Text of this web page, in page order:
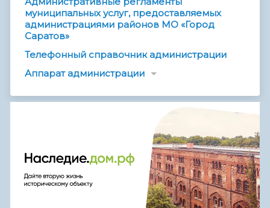
муниципальных услуг, предоставляемых
администрациями районов МО «Город
Саратов»
Телефонный справочник администрации
Аппарат администрации